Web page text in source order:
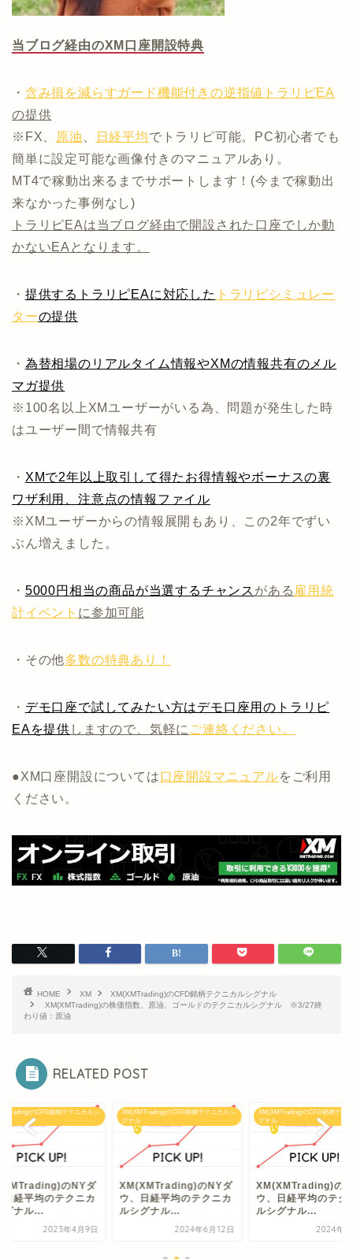
当ブログ経由のXM口座開設特典
・ 含み損を減らすガード機能付きの逆指値トラリピEA
の提供
※FX、
原油 日経平均でトラリピ可能。PC初心者でも
簡単に設定可能な画像付きのマニュアルあり。
MT4で稼動出来るまでサポートします！(今まで稼動出
来なかった事例なし)
トラリピEAは当ブログ経由で開設された口座でしか動
かないEAとなります。
・ 提供するトラリピEAに対応した トラリピシミュレー
ターの提供
・ 為替相場のリアルタイム情報やXMの情報共有のメル
マガ提供
※100名以上XMユーザーがいる為、問題が発生した時
はユーザー間で情報共有
・ XMで2年以上取引して得たお得情報やボーナスの裏
ワザ利用、注意点の情報ファイル
※XMユーザーからの情報展開もあり、この2年でずい
ぶん増えました。
・ 5000円相当の商品が当選するチャンス がある 雇用統
計イベント に参加可能
・その他多数の特典あり！
・ デモ口座で試してみたい方はデモ口座用のトラリピ
EAを提供 しますので、気軽に ご連絡ください。
●XM口座開設については口座開設マニュアルをご利用
ください。
HOME XM
XM(XMTrading)のCFD銘柄テクニカルシグナル
XM(XMTrading)の株価指数、原油、ゴールドのテクニカルシグナル ※3/27終
わり値：原油
RELATED POST
のCFD銘柄テクニカルシ
のNYダ
日経平均のテクニカ
グナル...
2023年4月9日
XM(XMTrading)のCFD銘柄テクニカルシ
グナル
XM(XMTrading)のNYダ
ウ、日経平均のテクニカ
ルシグナル...
2024年6月12日
XM(XMTrading)のCFD銘柄テク
グナル
XM(XMTrading)の
ウ、日経平均のテク
ルシグナル...
2024年7